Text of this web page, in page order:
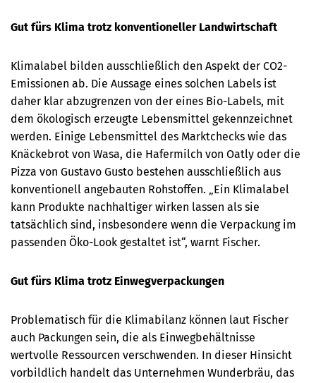
Gut fürs Klima trotz konventioneller Landwirtschaft
Klimalabel bilden ausschließlich den Aspekt der CO2-
Emissionen ab. Die Aussage eines solchen Labels ist
daher klar abzugrenzen von der eines Bio-Labels, mit
dem ökologisch erzeugte Lebensmittel gekennzeichnet
werden. Einige Lebensmittel des Marktchecks wie das
Knäckebrot von Wasa, die Hafermilch von Oatly oder die
Pizza von Gustavo Gusto bestehen ausschließlich aus
konventionell angebauten Rohstoffen. „Ein Klimalabel
kann Produkte nachhaltiger wirken lassen als sie
tatsächlich sind, insbesondere wenn die Verpackung im
passenden Öko-Look gestaltet ist“, warnt Fischer.
Gut fürs Klima trotz Einwegverpackungen
Problematisch für die Klimabilanz können laut Fischer
auch Packungen sein, die als Einwegbehältnisse
wertvolle Ressourcen verschwenden. In dieser Hinsicht
vorbildlich handelt das Unternehmen Wunderbräu, das